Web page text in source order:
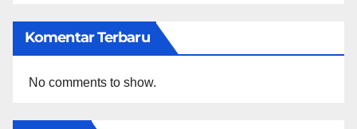
Komentar Terbaru
No comments to show.